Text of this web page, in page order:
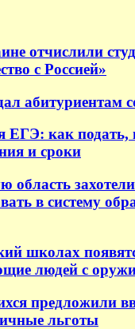
отчислили
с Россией»
абитуриентам
ЕГЭ: как подать,
и сроки
область захотели
в систему
школах
людей с
предложили
льготы